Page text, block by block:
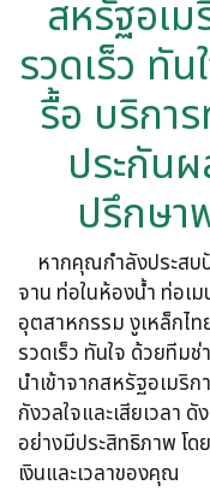
สหรัฐอเ
รวดเร็ว ทั
รื้อ บริกา
ประกัน
ปรึกษา
หากคุณกำลังประสบ
จาน ท่อในห้องน้ำ ท่อเ
อุตสาหกรรม งูเหล็กไ
รวดเร็ว ทันใจ ด้วยทีม
นำเข้าจากสหรัฐอเมริ
กังวลใจและเสียเวลา
อย่างมีประสิทธิภาพ โ
เงินและเวลาของคุณ